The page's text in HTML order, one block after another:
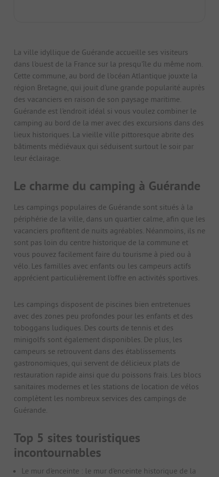
La ville idyllique de Guérande accueille ses visiteurs
dans l'ouest de la France sur la presqu'île du même nom.
Cette commune, au bord de l'océan Atlantique jouxte la
région Bretagne, qui jouit d'une grande popularité auprès
des vacanciers en raison de son paysage maritime.
Guérande est l'endroit idéal si vous voulez combiner le
camping au bord de la mer avec des excursions dans des
lieux historiques. La vieille ville pittoresque abrite des
bâtiments médiévaux qui séduisent surtout le soir par
leur éclairage.
Le charme du camping à Guérande
Les campings populaires de Guérande sont situés à la
périphérie de la ville, dans un quartier calme, afin que les
vacanciers profitent de nuits agréables. Néanmoins, ils ne
sont pas loin du centre historique de la commune et
vous pouvez facilement faire du tourisme à pied ou à
vélo. Les familles avec enfants ou les campeurs actifs
apprécient particulièrement l'offre en activités sportives.
Les campings disposent de piscines bien entretenues
avec des zones peu profondes pour les enfants et des
toboggans ludiques. Des courts de tennis et des
minigolfs sont également disponibles. De plus, les
campeurs se retrouvent dans des établissements
gastronomiques, qui servent de délicieux plats de
restauration rapide ainsi que du poissons frais. Les blocs
sanitaires modernes et les stations de location de vélos
complètent les nombreux services des campings de
Guérande.
Top 5 sites touristiques
incontournables
Le mur d'enceinte : le mur d'enceinte historique de la